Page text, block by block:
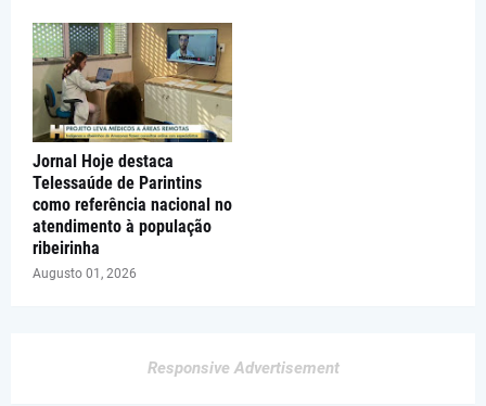
Jornal Hoje destaca
Telessaúde de Parintins
como referência nacional no
atendimento à população
ribeirinha
Augusto 01, 2026
Responsive Advertisement